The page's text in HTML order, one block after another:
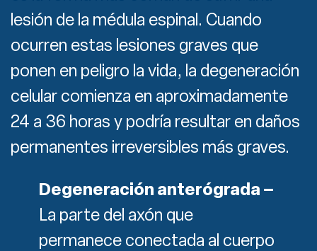
lesión de la médula espinal. Cuando
ocurren estas lesiones graves que
ponen en peligro la vida, la degeneración
celular comienza en aproximadamente
24 a 36 horas y podría resultar en daños
permanentes irreversibles más graves.
Degeneración anterógrada –
La parte del axón que
permanece conectada al cuerpo